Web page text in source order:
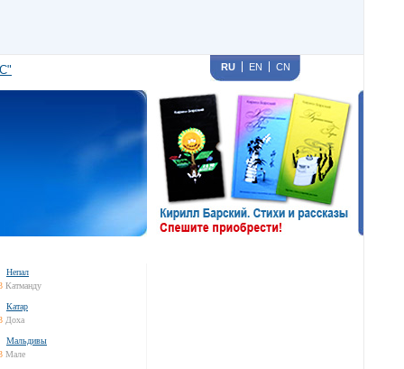
RU EN CN
Непал
Катманду
Катар
Доха
Мальдивы
Мале